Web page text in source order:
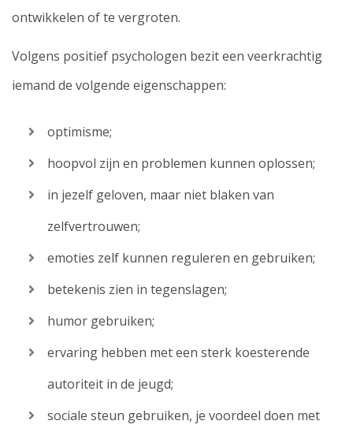
ontwikkelen of te vergroten.
Volgens positief psychologen bezit een veerkrachtig
iemand de volgende eigenschappen:
optimisme;
hoopvol zijn en problemen kunnen oplossen;
in jezelf geloven, maar niet blaken van
zelfvertrouwen;
emoties zelf kunnen reguleren en gebruiken;
betekenis zien in tegenslagen;
humor gebruiken;
ervaring hebben met een sterk koesterende
autoriteit in de jeugd;
sociale steun gebruiken, je voordeel doen met